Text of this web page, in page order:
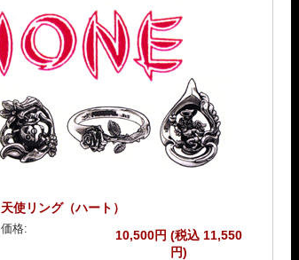
天使リング（ハート）
価格:
10,500円 (税込 11,550
円)